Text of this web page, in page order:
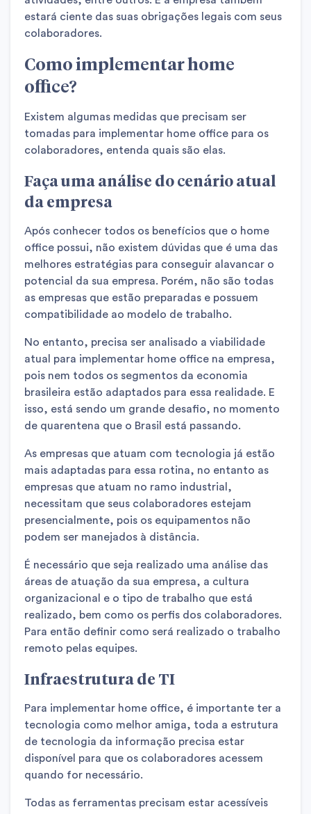
estará ciente das suas obrigações legais com seus
colaboradores.
Como implementar home
office?
Existem algumas medidas que precisam ser
tomadas para implementar home office para os
colaboradores, entenda quais são elas.
Faça uma análise do cenário atual
da empresa
Após conhecer todos os benefícios que o home
office possui, não existem dúvidas que é uma das
melhores estratégias para conseguir alavancar o
potencial da sua empresa. Porém, não são todas
as empresas que estão preparadas e possuem
compatibilidade ao modelo de trabalho.
No entanto, precisa ser analisado a viabilidade
atual para implementar home office na empresa,
pois nem todos os segmentos da economia
brasileira estão adaptados para essa realidade. E
isso, está sendo um grande desafio, no momento
de quarentena que o Brasil está passando.
As empresas que atuam com tecnologia já estão
mais adaptadas para essa rotina, no entanto as
empresas que atuam no ramo industrial,
necessitam que seus colaboradores estejam
presencialmente, pois os equipamentos não
podem ser manejados à distância.
É necessário que seja realizado uma análise das
áreas de atuação da sua empresa, a cultura
organizacional e o tipo de trabalho que está
realizado, bem como os perfis dos colaboradores.
Para então definir como será realizado o trabalho
remoto pelas equipes.
Infraestrutura de TI
Para implementar home office, é importante ter a
tecnologia como melhor amiga, toda a estrutura
de tecnologia da informação precisa estar
disponível para que os colaboradores acessem
quando for necessário.
Todas as ferramentas precisam estar acessíveis